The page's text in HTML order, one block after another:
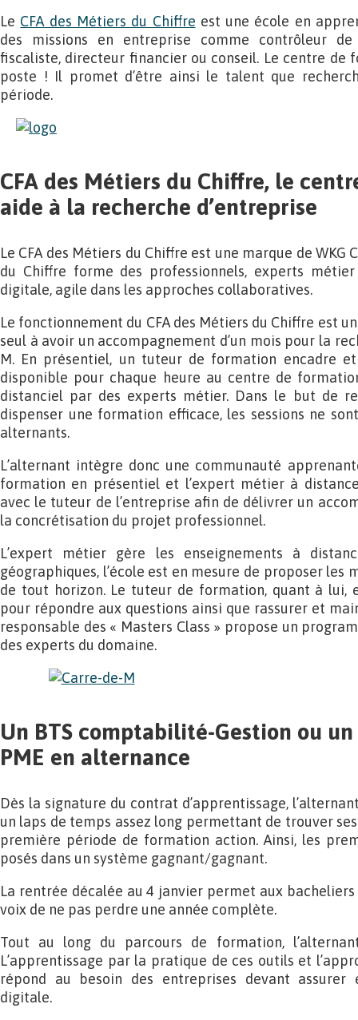
Le CFA des Métiers du Chiffre est une école en
des missions en entreprise comme contrôleur de
fiscaliste, directeur financier ou conseil. Le centre de
poste ! Il promet d’être ainsi le talent que
période.
CFA des Métiers du Chiffre, le
aide à la recherche d’entreprise
Le CFA des Métiers du Chiffre est une marque de WKG
du Chiffre forme des professionnels, experts
digitale, agile dans les approches collaboratives.
Le fonctionnement du CFA des Métiers du Chiffre est
seul à avoir un accompagnement d’un mois pour la
M. En présentiel, un tuteur de formation encadre
disponible pour chaque heure au centre de
distanciel par des experts métier. Dans le but de
dispenser une formation efficace, les sessions ne
alternants.
L’alternant intègre donc une communauté
formation en présentiel et l’expert métier à
avec le tuteur de l’entreprise afin de délivrer un
la concrétisation du projet professionnel.
L’expert métier gère les enseignements à
géographiques, l’école est en mesure de proposer
de tout horizon. Le tuteur de formation, quant à lui,
pour répondre aux questions ainsi que rassurer et
responsable des « Masters Class » propose un
des experts du domaine.
Un BTS comptabilité-Gestion ou un
PME en alternance
Dès la signature du contrat d’apprentissage,
un laps de temps assez long permettant de trouver
première période de formation action. Ainsi, les
posés dans un système gagnant/gagnant.
La rentrée décalée au 4 janvier permet aux
voix de ne pas perdre une année complète.
Tout au long du parcours de formation,
L’apprentissage par la pratique de ces outils et
répond au besoin des entreprises devant
digitale.